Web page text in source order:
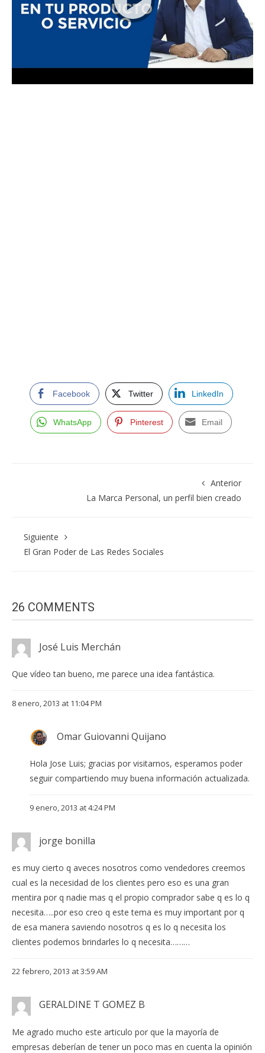
Facebook Twitter LinkedIn
WhatsApp Pinterest Email
Anterior
La Marca Personal, un perfil bien creado
Siguiente
El Gran Poder de Las Redes Sociales
26 COMMENTS
José Luis Merchán
Que vídeo tan bueno, me parece una idea fantástica.
8 enero, 2013 at 11:04 PM
Omar Guiovanni Quijano
Hola Jose Luis; gracias por visitarnos, esperamos poder
seguir compartiendo muy buena información actualizada.
9 enero, 2013 at 4:24 PM
jorge bonilla
es muy cierto q aveces nosotros como vendedores creemos
cual es la necesidad de los clientes pero eso es una gran
mentira por q nadie mas q el propio comprador sabe q es lo q
necesita…..por eso creo q este tema es muy important por q
de esa manera saviendo nosotros q es lo q necesita los
clientes podemos brindarles lo q necesita………
22 febrero, 2013 at 3:59 AM
GERALDINE T GOMEZ B
Me agrado mucho este articulo por que la mayoría de
empresas deberían de tener un poco mas en cuenta la opinión